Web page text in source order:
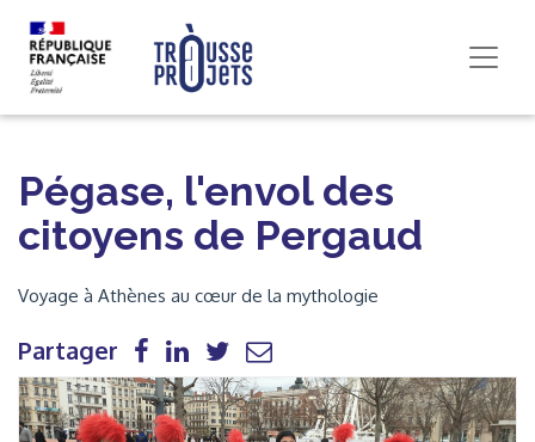
Pégase, l'envol des
citoyens de Pergaud
Voyage à Athènes au cœur de la mythologie
Partager